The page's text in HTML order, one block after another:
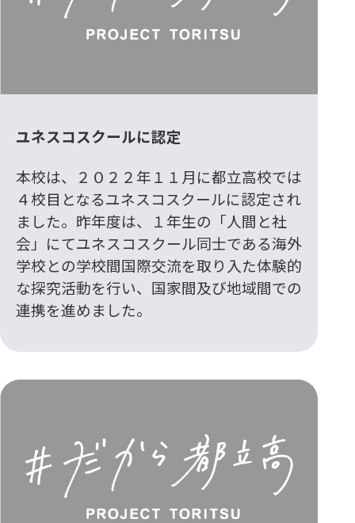
ユネスコスクールに認定
本校は、２０２２年１１月に都立高校では
４校目となるユネスコスクールに認定され
ました。昨年度は、１年生の「人間と社
会」にてユネスコスクール同士である海外
学校との学校間国際交流を取り入た体験的
な探究活動を行い、国家間及び地域間での
連携を進めました。